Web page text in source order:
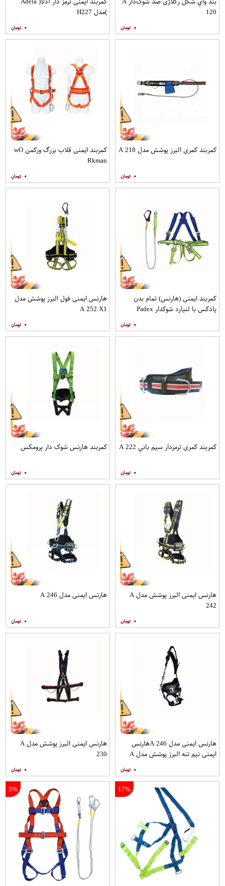
120
۰
)مدل H227
۰
کمربند کمری البرز پوشش مدل A 218
۰
کمربند ایمنی قلاب بزرگ ورکمن wO​
Rkman
۰
کمربند ایمنی (هارنس) تمام بدن
پادکس با لنیارد شوکدار Padex
۰
هارنس ایمنی فول البرز پوشش مدل
A 252 X1
۰
کمربند کمری ترمزدار سيم باني A 222
۰
کمربند هارنس شوک دار پرومکس
۰
هارنس ایمنی البرز پوشش مدل A
242
۰
هارنس ایمنی مدل A 246
۰
هارنس ایمنی مدل A 246هارنس
ایمنی نیم تنه البرز پوشش مدل A
۰
هارنس ایمنی البرز پوشش مدل A
230
۰
17%
5%